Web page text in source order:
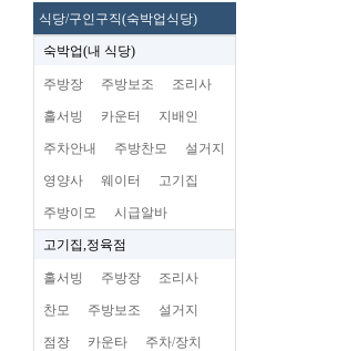
식당/구인구직(숙박업식당)
숙박업(내 식당)
주방장 주방보조 조리사
홀서빙 카운터 지배인
주차안내 주방찬모 설거지
영양사 웨이터 고기집
주방이모 시급알바
고기집,정육점
홀서빙 주방장 조리사
찬모 주방보조 설거지
점장 카운타 주차/장치